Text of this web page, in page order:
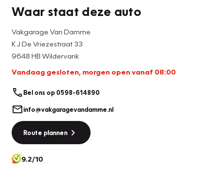
Waar staat deze auto
Vakgarage Van Damme
K J De Vriezestraat 33
9648 HB Wildervank
Vandaag gesloten, morgen open vanaf 08:00
Bel ons op 0598-614890
info@vakgaragevandamme.nl
Route plannen
9.2/10